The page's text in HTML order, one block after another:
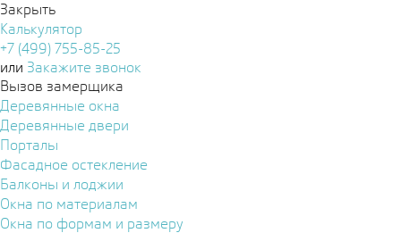
Закрыть
Калькулятор
+7 (499) 755-85-25
или Закажите звонок
Вызов замерщика
Деревянные окна
Деревянные двери
Порталы
Фасадное остекление
Балконы и лоджии
Окна по материалам
Окна по формам и размеру